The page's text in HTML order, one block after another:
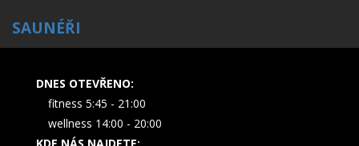
SAUNÉŘI
DNES OTEVŘENO:
fitness 5:45 - 21:00
wellness 14:00 - 20:00